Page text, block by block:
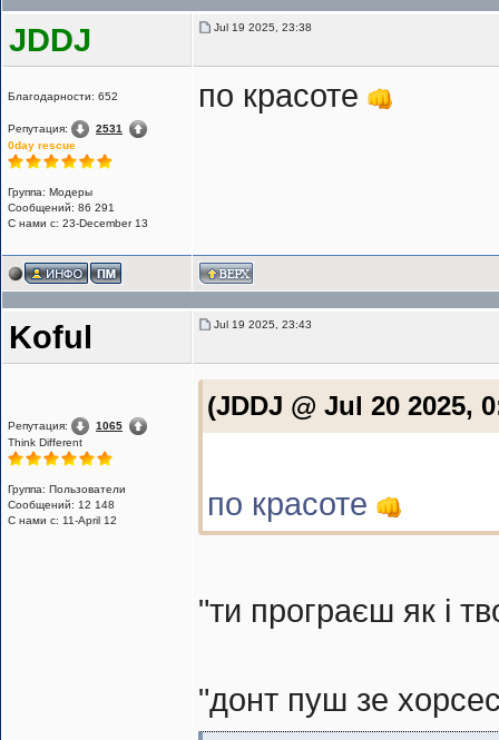
JDDJ Jul 19 2025, 23:38
Благодарности: 652
Репутация:
2531
0day rescue
Группа: Модеры
Сообщений: 86 291
С нами с: 23-December 13
по красоте
Koful Jul 19 2025, 23:43
Репутация:
1065
Think Different
Группа: Пользователи
Сообщений: 12 148
С нами с: 11-April 12
(JDDJ @ Jul 20 2025,
по красоте
"ти програєш як і
"донт пуш зе